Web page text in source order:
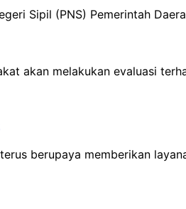
Sipil (PNS) Pemerintah
akan melakukan evaluasi
berupaya memberikan